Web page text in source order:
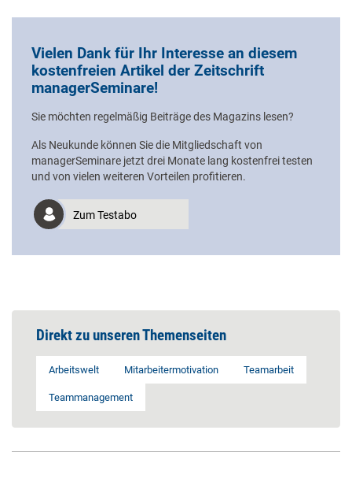
Vielen Dank für Ihr Interesse an diesem
kostenfreien Artikel der Zeitschrift
managerSeminare!
Sie möchten regelmäßig Beiträge des Magazins lesen?
Als Neukunde können Sie die Mitgliedschaft von
managerSeminare jetzt drei Monate lang kostenfrei testen
und von vielen weiteren Vorteilen profitieren.
Zum Testabo
Direkt zu unseren Themenseiten
Arbeitswelt Mitarbeitermotivation Teamarbeit
Teammanagement